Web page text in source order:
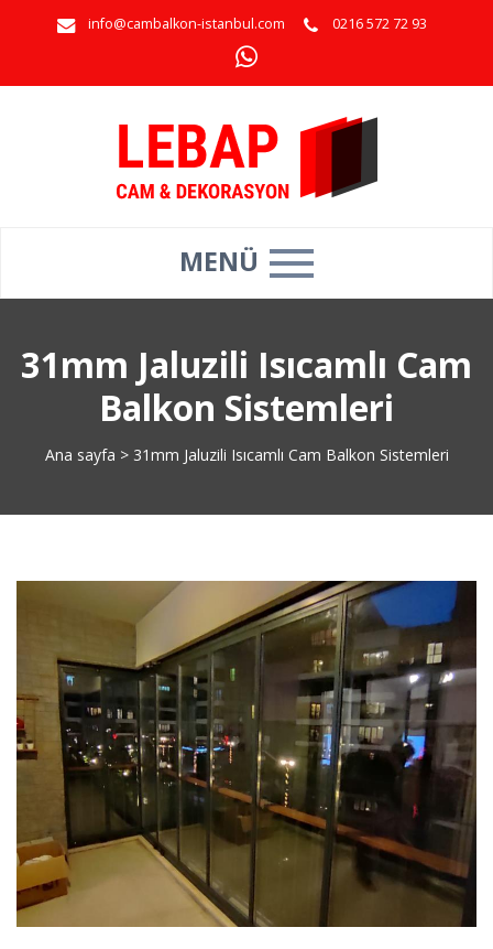
info@cambalkon-istanbul.com 0216 572 72 93
MENÜ
31mm Jaluzili Isıcamlı Cam
Balkon Sistemleri
Ana sayfa > 31mm Jaluzili Isıcamlı Cam Balkon Sistemleri